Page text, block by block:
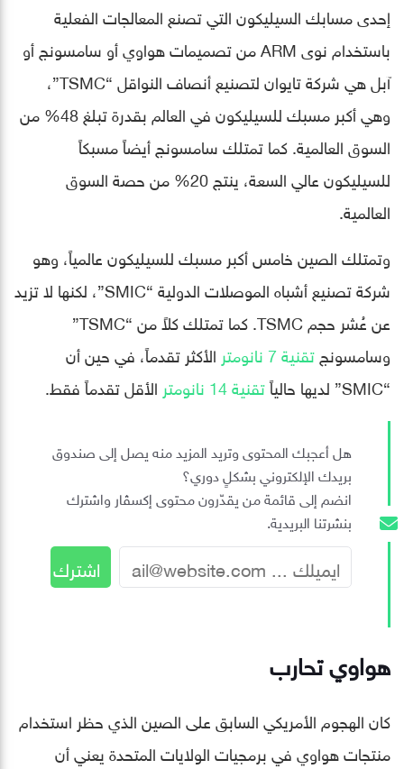
إحدى مسابك السيليكون التي تصنع المعالجات الفعلية
باستخدام نوى ARM من تصميمات هواوي أو سامسونج أو
آبل هي شركة تايوان لتصنيع أنصاف النواقل “TSMC”،
وهي أكبر مسبك للسيليكون في العالم بقدرة تبلغ 48% من
السوق العالمية. كما تمتلك سامسونج أيضاً مسبكاً
للسيليكون عالي السعة، ينتج 20% من حصة السوق
العالمية.
وتمتلك الصين خامس أكبر مسبك للسيليكون عالمياً، وهو
شركة تصنيع أشباه الموصلات الدولية “SMIC”، لكنها لا تزيد
عن عُشر حجم TSMC. كما تمتلك كلاً من “TSMC”
وسامسونجتقنية 7 نانومتر
الأكثر تقدماً، في حين أن
“SMIC” لديها حالياً
تقنية 14 نانومتر الأقل تقدماً فقط.
هل أعجبك المحتوى وتريد المزيد منه يصل إلى صندوق
بريدك الإلكتروني بشكلٍ دوري؟
انضم إلى قائمة من يقدّرون محتوى إكسڤار واشترك
بنشرتنا البريدية.
هواوي تحارب
كان الهجوم الأمريكي السابق على الصين الذي حظر استخدام
منتجات هواوي في برمجيات الولايات المتحدة يعني أن